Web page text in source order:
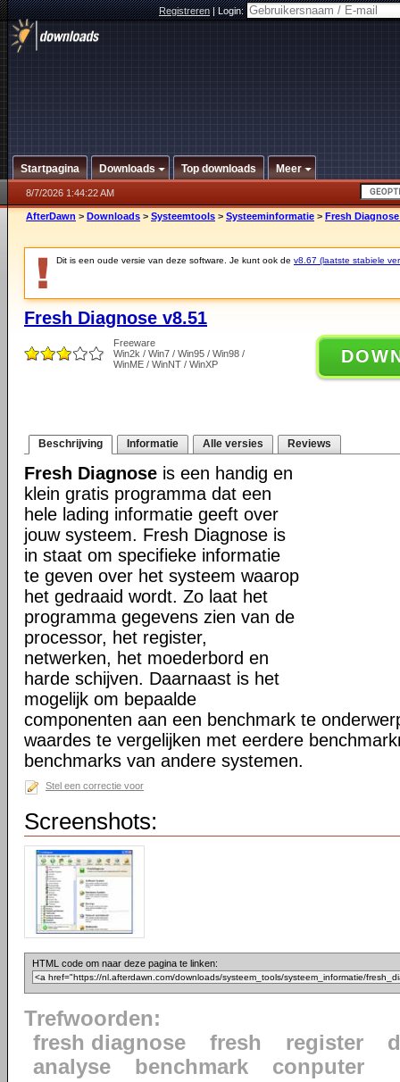
Registreren|Login:
Startpagina Downloads Top downloads Meer
8/7/2026 1:44:22 AM
AfterDawn > Downloads > Systeemtools > Systeeminformatie > Fresh Diagnose
Dit is een oude versie van deze software. Je kunt ook de v8.67 (laatste stabiele
Fresh Diagnose v8.51
Freeware
Win2k / Win7 / Win95 / Win98 /
WinME / WinNT / WinXP
Beschrijving Informatie Alle versies Reviews
Fresh Diagnose is een handig en
klein gratis programma dat een
hele lading informatie geeft over
jouw systeem. Fresh Diagnose is
in staat om specifieke informatie
te geven over het systeem waarop
het gedraaid wordt. Zo laat het
programma gegevens zien van de
processor, het register,
netwerken, het moederbord en
harde schijven. Daarnaast is het
mogelijk om bepaalde
componenten aan een benchmark te
waardes te vergelijken met eerdere
benchmarks van andere systemen.
Stel een correctie voor
Screenshots:
HTML code om naar deze pagina te linken:
Trefwoorden:
fresh diagnose
fresh register
analyse
benchmark conputer